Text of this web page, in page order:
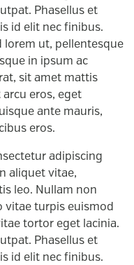
Phasellus et
id elit nec finibus.
lorem ut, pellentesque
in ipsum ac
sit amet mattis
eros, eget
ante mauris,
eros.
adipiscing
aliquet vitae,
leo. Nullam non
vitae turpis euismod
tortor eget lacinia.
Phasellus et
id elit nec finibus.